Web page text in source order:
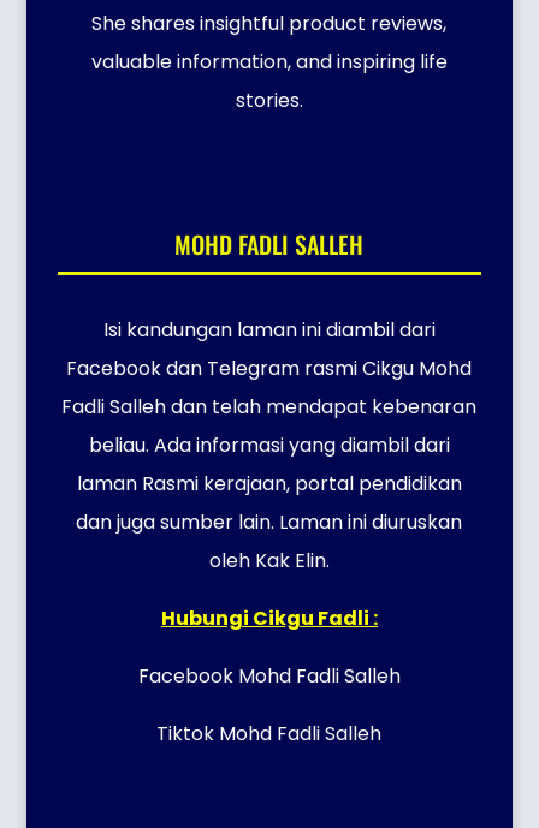
She shares insightful product reviews,
valuable information, and inspiring life
stories.
MOHD FADLI SALLEH
Isi kandungan laman ini diambil dari
Facebook dan Telegram rasmi Cikgu Mohd
Fadli Salleh dan telah mendapat kebenaran
beliau. Ada informasi yang diambil dari
laman Rasmi kerajaan, portal pendidikan
dan juga sumber lain. Laman ini diuruskan
oleh Kak Elin.
Hubungi Cikgu Fadli :
Facebook Mohd Fadli Salleh
Tiktok Mohd Fadli Salleh